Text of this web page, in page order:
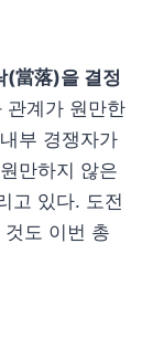
(當落)을 결정
관계가 원만한
부 경쟁자가
만하지 않은
고 있다. 도전
도 이번 총